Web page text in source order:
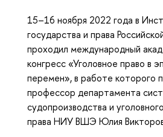
15–16 ноября 2022 года в
государства и права
проходил международный
конгресс «Уголовное право в
перемен», в работе которого
профессор департамента
судопроизводства и
права НИУ ВШЭ Юлия